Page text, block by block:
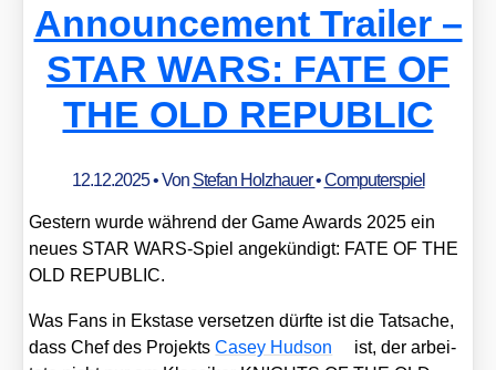
Announcement Trailer –
STAR WARS: FATE OF
THE OLD REPUBLIC
12.12.2025• Von Stefan Holzhauer•Computerspiel
Ges­tern wur­de wäh­rend der Game Awards 2025 ein
neu­es STAR WARS-Spiel ange­kün­digt: FATE OF THE
OLD REPUBLIC.
Was Fans in Eksta­se ver­set­zen dürf­te ist die Tat­sa­che,
dass Chef des Pro­jektsCasey Hud­son
ist, der arbei­